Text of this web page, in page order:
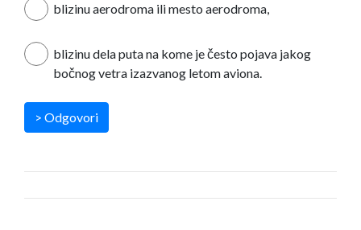
blizinu aerodroma ili mesto aerodroma,
blizinu dela puta na kome je često pojava jakog
bočnog vetra izazvanog letom aviona.
> Odgovori